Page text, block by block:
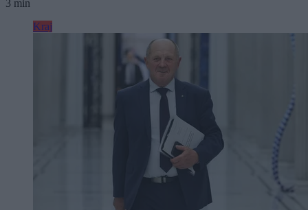
3 min
Kraj